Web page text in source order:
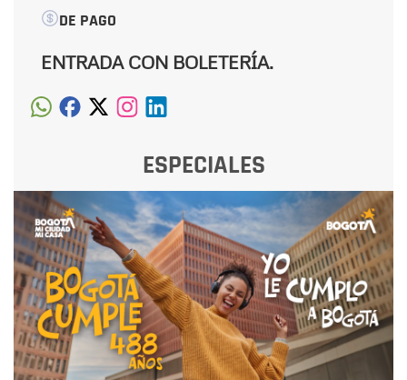
DE PAGO
ENTRADA CON BOLETERÍA.
ESPECIALES